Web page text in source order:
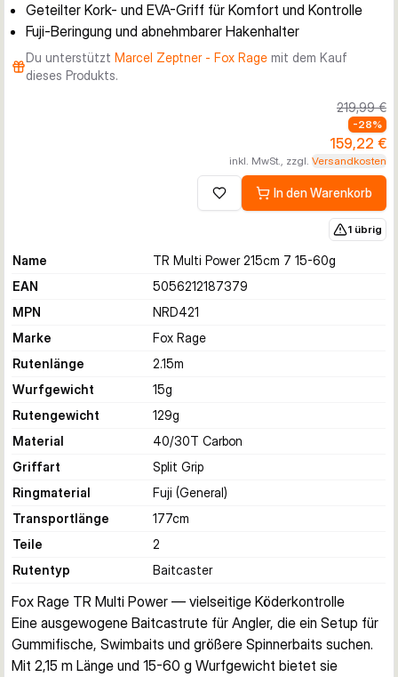
Geteilter Kork- und EVA-Griff für Komfort und Kontrolle
Fuji-Beringung und abnehmbarer Hakenhalter
Du unterstützt Marcel Zeptner - Fox Rage mit dem Kauf
dieses Produkts.
219,99 €
-28%
159,22 €
inkl. MwSt., zzgl. Versandkosten
Zur Wunschliste hinzufügen
In den Warenkorb
1 übrig
Name
TR Multi Power 215cm 7 15-60g
EAN
5056212187379
MPN
NRD421
Marke
Fox Rage
Rutenlänge
2.15m
Wurfgewicht
15g
Rutengewicht
129g
Material
40/30T Carbon
Griffart
Split Grip
Ringmaterial
Fuji (General)
Transportlänge
177cm
Teile
2
Rutentyp
Baitcaster
Fox Rage TR Multi Power — vielseitige Köderkontrolle
Eine ausgewogene Baitcastrute für Angler, die ein Setup für
Gummifische, Swimbaits und größere Spinnerbaits suchen.
Mit 2,15 m Länge und 15-60 g Wurfgewicht bietet sie